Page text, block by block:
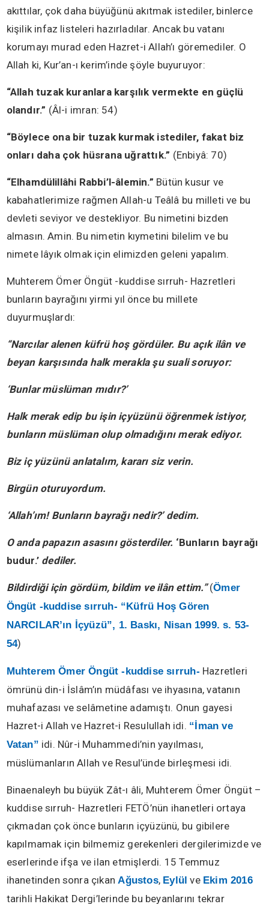
akıttılar, çok daha büyüğünü akıtmak istediler, binlerce
kişilik infaz listeleri hazırladılar. Ancak bu vatanı
korumayı murad eden Hazret-i Allah’ı göremediler. O
Allah ki, Kur’an-ı kerim’inde şöyle buyuruyor:
“Allah tuzak kuranlara karşılık vermekte en güçlü
olandır.” (Âl-i imran: 54)
“Böylece ona bir tuzak kurmak istediler, fakat biz
onları daha çok hüsrana uğrattık.” (Enbiyâ: 70)
“Elhamdülillâhi Rabbi’l-âlemin.” Bütün kusur ve
kabahatlerimize rağmen Allah-u Teâlâ bu milleti ve bu
devleti seviyor ve destekliyor. Bu nimetini bizden
almasın. Amin. Bu nimetin kıymetini bilelim ve bu
nimete lâyık olmak için elimizden geleni yapalım.
Muhterem Ömer Öngüt -kuddise sırruh- Hazretleri
bunların bayrağını yirmi yıl önce bu millete
duyurmuşlardı:
“Narcılar alenen küfrü hoş gördüler. Bu açık ilân ve
beyan karşısında halk merakla şu suali soruyor:
‘Bunlar müslüman mıdır?’
Halk merak edip bu işin içyüzünü öğrenmek istiyor,
bunların müslüman olup olmadığını merak ediyor.
Biz iç yüzünü anlatalım, kararı siz verin.
Birgün oturuyordum.
‘Allah’ım! Bunların bayrağı nedir?’ dedim.
O anda papazın asasını gösterdiler. ‘Bunların bayrağı
budur.’dediler.
Bildirdiği için gördüm, bildim ve ilân ettim.”(Ömer
Öngüt -kuddise sırruh- “Küfrü Hoş Gören
NARCILAR’ın İçyüzü”, 1. Baskı, Nisan 1999. s. 53-
54)
Muhterem Ömer Öngüt -kuddise sırruh- Hazretleri
ömrünü din-i İslâm’ın müdâfası ve ihyasına, vatanın
muhafazası ve selâmetine adamıştı. Onun gayesi
Hazret-i Allah ve Hazret-i Resulullah idi. “İman ve
Vatan” idi. Nûr-i Muhammedi’nin yayılması,
müslümanların Allah ve Resul’ünde birleşmesi idi.
Binaenaleyh bu büyük Zât-ı âli, Muhterem Ömer Öngüt –
kuddise sırruh- Hazretleri FETÖ’nün ihanetleri ortaya
çıkmadan çok önce bunların içyüzünü, bu gibilere
kapılmamak için bilmemiz gerekenleri dergilerimizde ve
eserlerinde ifşa ve ilan etmişlerdi. 15 Temmuz
ihanetinden sonra çıkanAğustos, Eylül ve Ekim 2016
tarihli Hakikat Dergi’lerinde bu beyanlarını tekrar